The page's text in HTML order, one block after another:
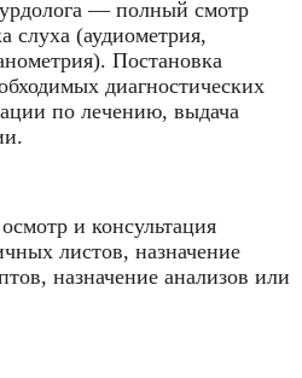
— полный смотр
слуха (аудиометрия,
Постановка
диагностических
по лечению, выдача
и консультация
листов, назначение
назначение анализов или